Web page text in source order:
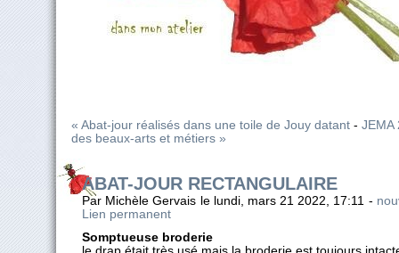
« Abat-jour réalisés dans une toile de Jouy datant - JEMA
des beaux-arts et métiers »
ABAT-JOUR RECTANGULAIRE
Par Michèle Gervais le lundi, mars 21 2022, 17:11 -
Lien permanent
Somptueuse broderie